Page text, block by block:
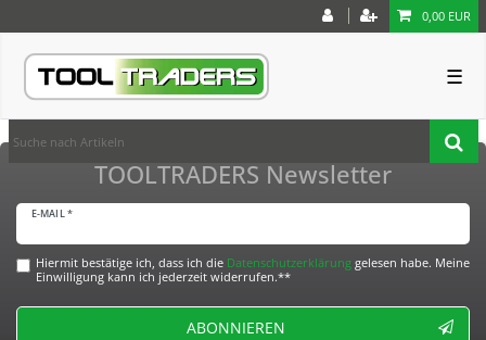
0,00 EUR
☰
TOOLTRADERS Newsletter
E-MAIL *
Hiermit bestätige ich, dass ich die Daten­schutz­erklärunggelesen habe. Meine
Einwilligung kann ich jederzeit widerrufen.**
ABONNIEREN